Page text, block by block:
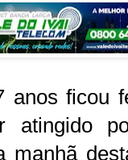
anos ficou
atingido
manhã